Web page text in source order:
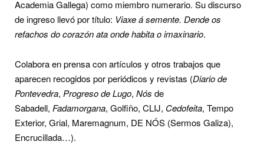
Academia Gallega) como miembro numerario. Su discurso
de ingreso llevó por título: Viaxe á semente. Dende os
refachos do corazón ata onde habita o imaxinario.
Colabora en prensa con artículos y otros trabajos que
aparecen recogidos por periódicos y revistas (Diario de
Pontevedra, Progreso de Lugo, Nós de
Sabadell, Fadamorgana, Golfiño, CLIJ, Cedofeita, Tempo
Exterior, Grial, Maremagnum, DE NÓS (Sermos Galiza),
Encrucillada…).